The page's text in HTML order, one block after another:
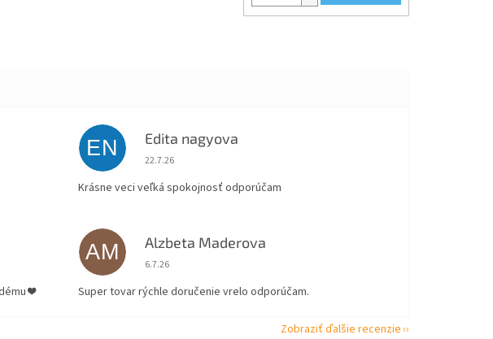
EN Edita nagyova
Hodnotenie obchodu je 5 z 5 hviezdičiek.
22.7.26
Krásne veci veľká spokojnosť odporúčam
❤️
AM Alzbeta Maderova
Hodnotenie obchodu je 5 z 5 hviezdičiek.
6.7.26
Super tovar rýchle doručenie vrelo odporúčam.
Zobraziť ďalšie recenzie